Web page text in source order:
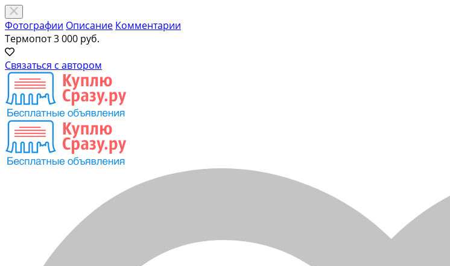
Фотографии Описание Комментарии
Термопот3 000 руб.
Связаться с автором